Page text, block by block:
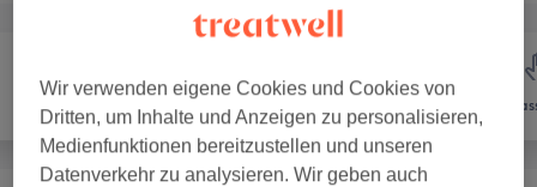
Haarentfernung
Wir verwenden eigene Cookies und Cookies von
Dritten, um Inhalte und Anzeigen zu personalisieren,
Medienfunktionen bereitzustellen und unseren
Datenverkehr zu analysieren. Wir geben auch